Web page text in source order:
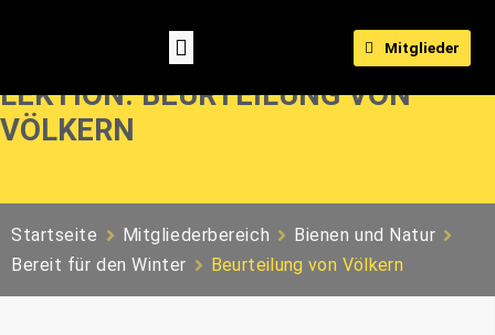
Mitglieder
LEKTION: BEURTEILUNG VON
VÖLKERN
Startseite Mitgliederbereich
Bienen und Natur
Bereit für den Winter
Beurteilung von Völkern